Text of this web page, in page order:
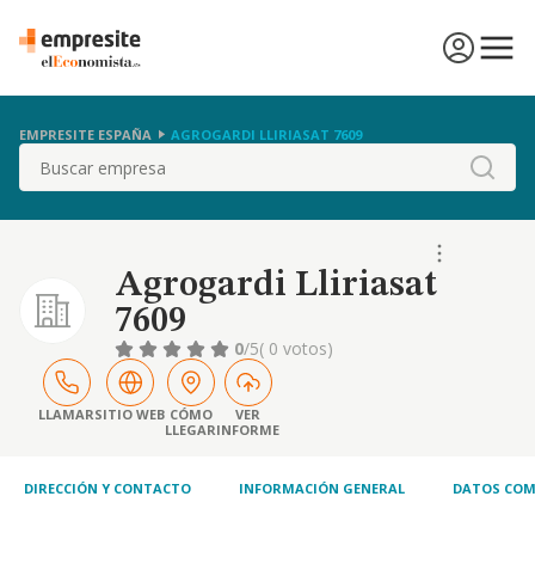
EMPRESITE ESPAÑA AGROGARDI LLIRIASAT 7609
Buscar
Agrogardi Lliriasat
7609
0/5( 0 votos)
LLAMARSITIO WEB CÓMO
LLEGAR
VER
INFORME
DIRECCIÓN Y CONTACTO INFORMACIÓN GENERAL DATOS